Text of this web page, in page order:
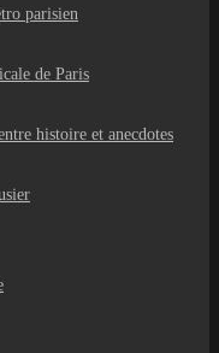
parisien
de Paris
histoire et anecdotes